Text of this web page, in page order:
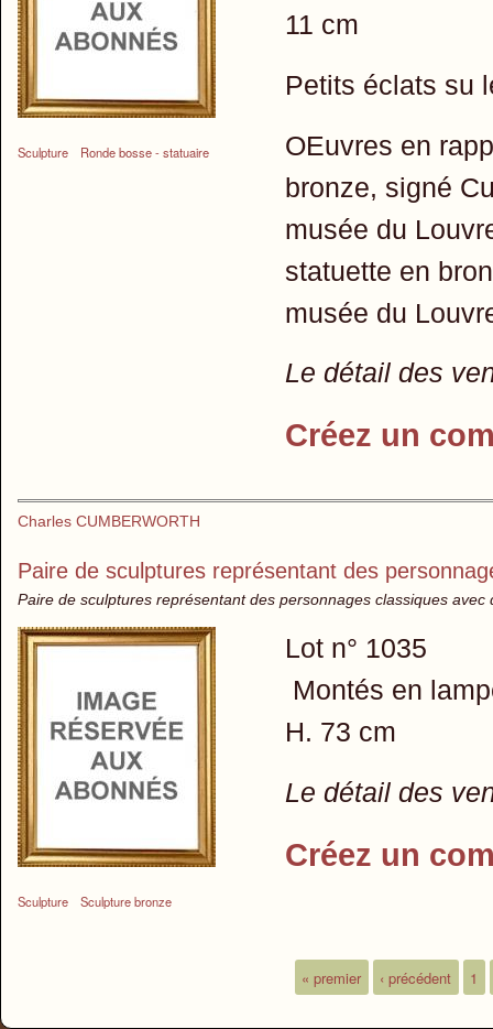
Sculpture Ronde bosse - statuaire
11 cm
Petits éclats su
OEuvres en
bronze, signé
musée du
statuette en
musée du
Le détail des
Créez un
Charles CUMBERWORTH
Paire de sculptures représentant des
Paire de sculptures représentant des personnages classiques
Sculpture Sculpture bronze
Lot n° 1035
Montés en
H. 73 cm
Le détail des
Créez un
« premier ‹ précédent 1